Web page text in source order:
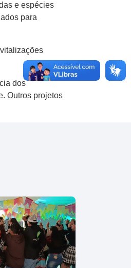
e espécies
para
dos
Outros projetos